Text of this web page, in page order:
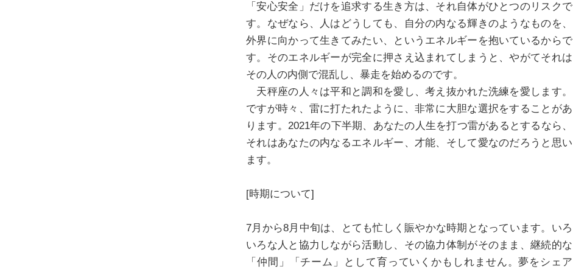
「安心安全」だけを追求する生き方は、それ自体がひとつのリスクで
す。なぜなら、人はどうしても、自分の内なる輝きのようなものを、
外界に向かって生きてみたい、というエネルギーを抱いているからで
す。そのエネルギーが完全に押さえ込まれてしまうと、やがてそれは
その人の内側で混乱し、暴走を始めるのです。
天秤座の人々は平和と調和を愛し、考え抜かれた洗練を愛します。
ですが時々、雷に打たれたように、非常に大胆な選択をすることがあ
ります。2021年の下半期、あなたの人生を打つ雷があるとするなら、
それはあなたの内なるエネルギー、才能、そして愛なのだろうと思い
ます。
[時期について]
7月から8月中旬は、とても忙しく賑やかな時期となっています。いろ
いろな人と協力しながら活動し、その協力体制がそのまま、継続的な
「仲間」「チーム」として育っていくかもしれません。夢をシェア